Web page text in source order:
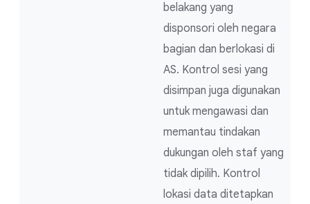
belakang yang
disponsori oleh negara
bagian dan berlokasi di
AS. Kontrol sesi yang
disimpan juga digunakan
untuk mengawasi dan
memantau tindakan
dukungan oleh staf yang
tidak dipilih. Kontrol
lokasi data ditetapkan